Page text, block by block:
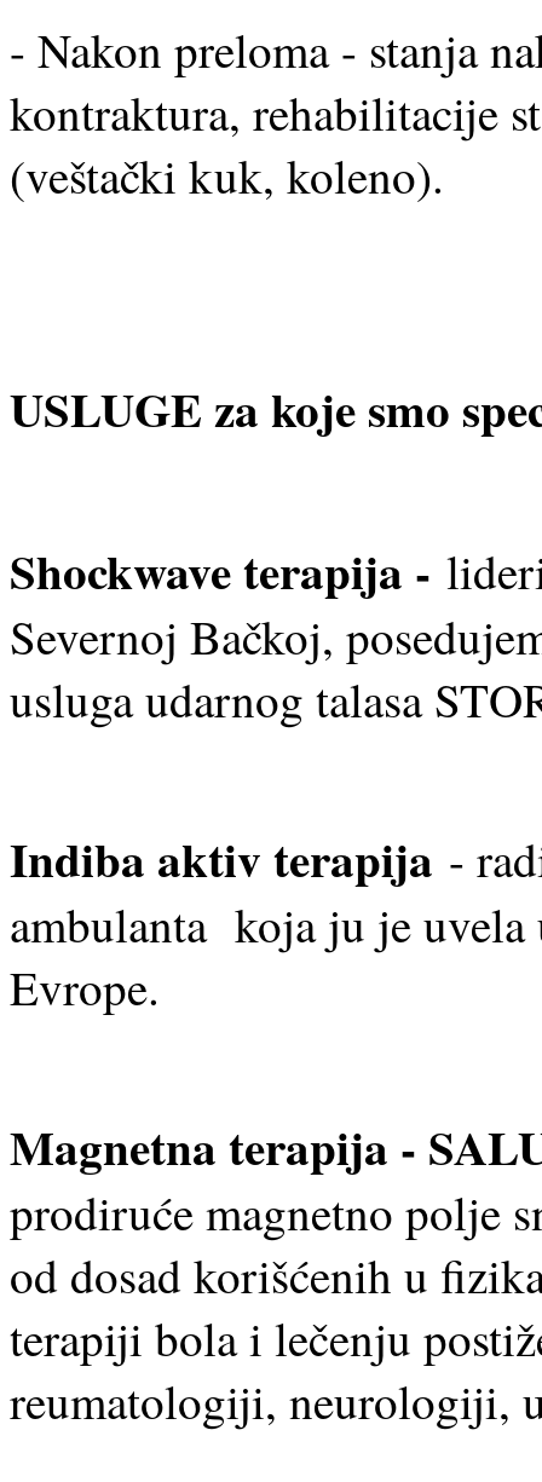
- Nakon preloma - stanja
kontraktura, rehabilitacije
(veštački kuk, koleno).
USLUGE za koje smo
Shockwave terapija -
Severnoj Bačkoj,
usluga udarnog talasa
Indiba aktiv terapija -
ambulanta koja ju je
Evrope.
Magnetna terapija -
prodiruće magnetno polje
od dosad korišćenih u
terapiji bola i lečenju
reumatologiji, neurologiji,